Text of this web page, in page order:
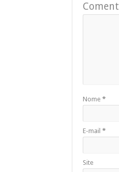
Nome *
E-mail *
Site